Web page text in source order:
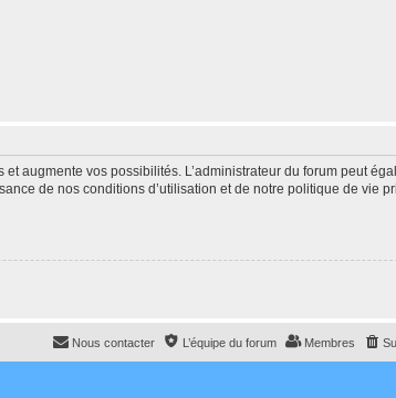
augmente vos possibilités. L’administrateur du forum peut
de nos conditions d’utilisation et de notre politique de vie
Membres
L’équipe du forum
Nous contacter